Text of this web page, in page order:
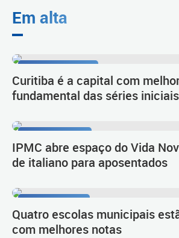
Em alta
Curitiba é a capital com
fundamental das séries iniciais
IPMC abre espaço do Vida
de italiano para aposentados
Quatro escolas municipais
com melhores notas